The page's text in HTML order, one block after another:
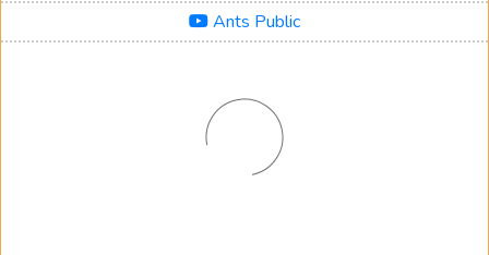
Ants Public